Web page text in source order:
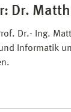
Dr.
Dr.- Ing.
Informatik